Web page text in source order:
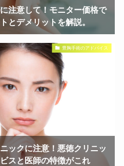
注意して！モニター価格で
とデメリットを解説。
豊胸手術のアドバイス
ックに注意！悪徳クリニッ
スと医師の特徴がこれ